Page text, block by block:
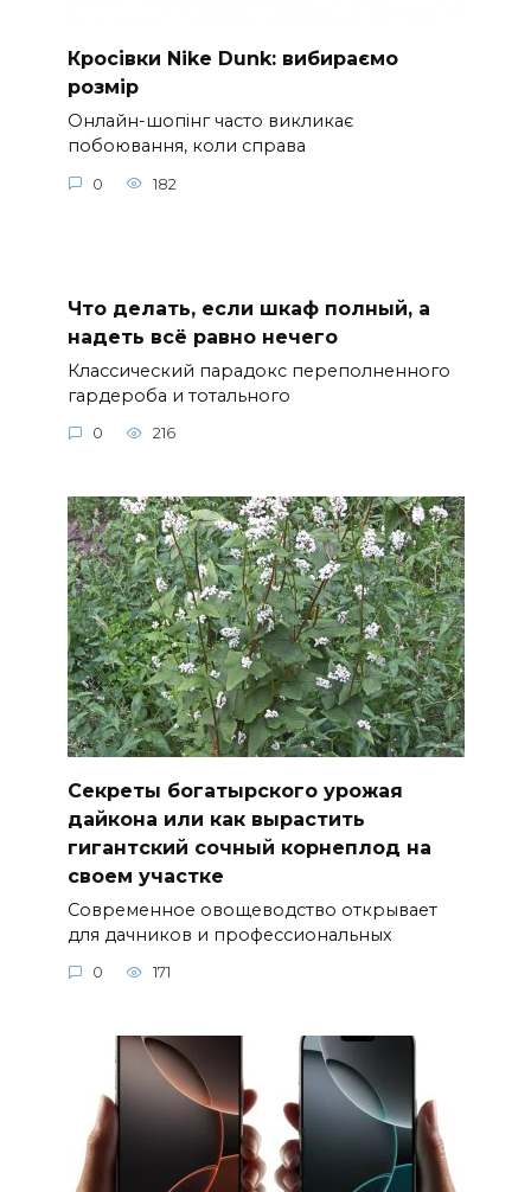
Кросівки Nike Dunk: вибираємо
розмір
Онлайн-шопінг часто викликає
побоювання, коли справа
0 182
Что делать, если шкаф полный, а
надеть всё равно нечего
Классический парадокс переполненного
гардероба и тотального
0 216
Секреты богатырского урожая
дайкона или как вырастить
гигантский сочный корнеплод на
своем участке
Современное овощеводство открывает
для дачников и профессиональных
0 171